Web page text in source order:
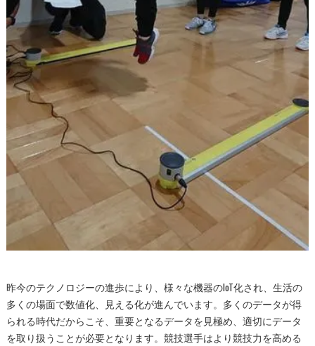
昨今のテクノロジーの進歩により、様々な機器のIoT化され、生活の
多くの場面で数値化、
見える化が進んでいます。 多くのデータが得
られる時代だからこそ、 重要となるデータを見極め、 適切にデータ
を取り扱うことが必要となります。競技選手はより競技力を高める